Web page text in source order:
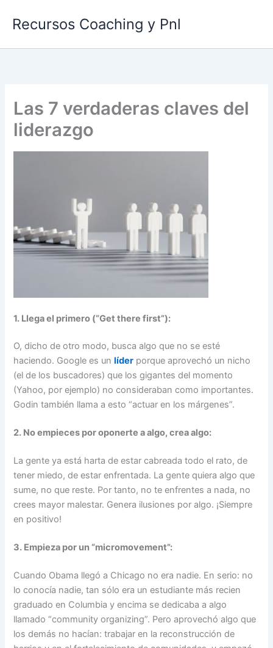
Recursos Coaching y Pnl
Las 7 verdaderas claves del
liderazgo
1. Llega el primero (“Get there first”):
O, dicho de otro modo, busca algo que no se esté
haciendo. Google es un líder porque aprovechó un nicho
(el de los buscadores) que los gigantes del momento
(Yahoo, por ejemplo) no consideraban como importantes.
Godin también llama a esto “actuar en los márgenes”.
2. No empieces por oponerte a algo, crea algo:
La gente ya está harta de estar cabreada todo el rato, de
tener miedo, de estar enfrentada. La gente quiera algo que
sume, no que reste. Por tanto, no te enfrentes a nada, no
crees mayor malestar. Genera ilusiones por algo. ¡Siempre
en positivo!
3. Empieza por un “micromovement”:
Cuando Obama llegó a Chicago no era nadie. En serio: no
lo conocía nadie, tan sólo era un estudiante más recien
graduado en Columbia y encima se dedicaba a algo
llamado “community organizing”. Pero aprovechó algo que
los demás no hacían: trabajar en la reconstrucción de